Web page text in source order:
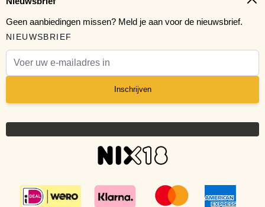
Geen aanbiedingen missen? Meld je aan voor de nieuwsbrief.
NIEUWSBRIEF
Inschrijven